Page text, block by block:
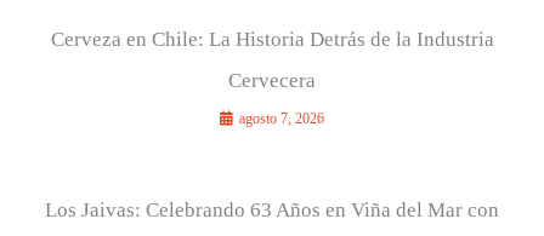
Cerveza en Chile: La Historia Detrás de la Industria
Cervecera
agosto 7, 2026
Los Jaivas: Celebrando 63 Años en Viña del Mar con